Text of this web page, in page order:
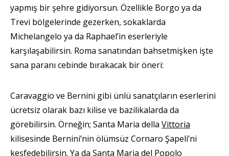
yapmış bir şehre gidiyorsun. Özellikle Borgo ya da
Trevi bölgelerinde gezerken, sokaklarda
Michelangelo ya da Raphael’in eserleriyle
karşılaşabilirsin. Roma sanatından bahsetmişken işte
sana paranı cebinde bırakacak bir öneri:
Caravaggio ve Bernini gibi ünlü sanatçıların eserlerini
ücretsiz olarak bazı kilise ve bazilikalarda da
görebilirsin. Örneğin; Santa Maria della Vittoria
kilisesinde Bernini’nin ölümsüz Cornaro Şapeli’ni
keşfedebilirsin. Ya da Santa Maria del Popolo